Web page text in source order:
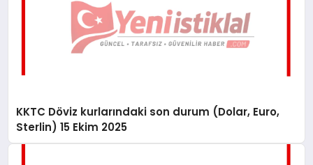
KKTC Döviz kurlarındaki son durum (Dolar, Euro,
Sterlin) 15 Ekim 2025